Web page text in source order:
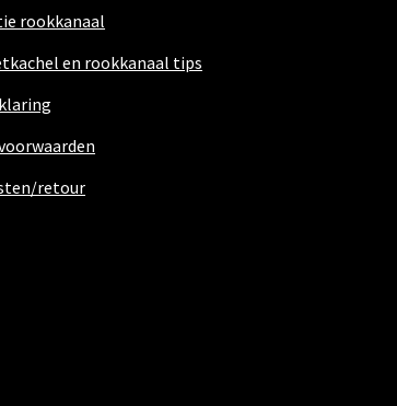
rookkanaal
en rookkanaal tips
retour